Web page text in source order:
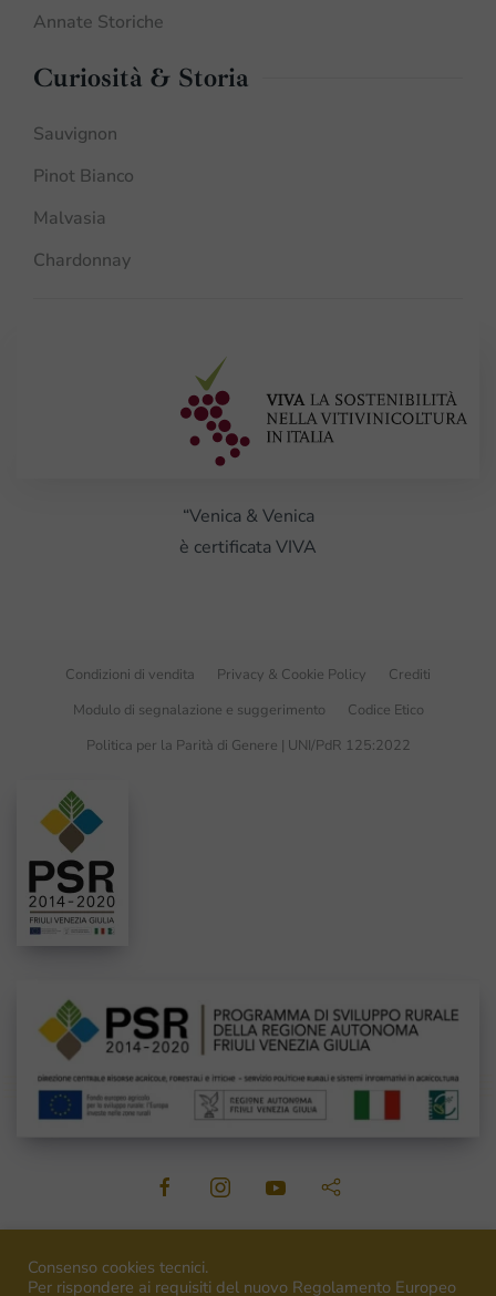
Annate Storiche
Curiosità & Storia
Sauvignon
Pinot Bianco
Malvasia
Chardonnay
“Venica & Venica
è certificata VIVA
Condizioni di vendita Privacy & Cookie Policy
Crediti
Modulo di segnalazione e suggerimento
Codice Etico
Politica per la Parità di Genere | UNI/PdR 125:2022
Consenso cookies tecnici.
Per rispondere ai requisiti del nuovo Regolamento Europeo